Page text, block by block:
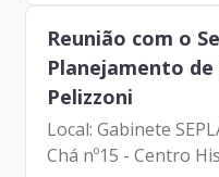
Prodam-SP -
Reunião com o
Planejamento
Pelizzoni
Local: Gabinete
Chá nº15 - Centro